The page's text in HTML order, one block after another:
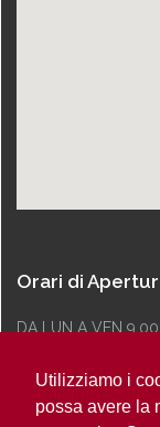
Utilizziamo i
possa avere la
Orari di
DA LUN A VEN